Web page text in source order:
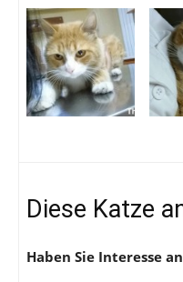
Diese Katze
Haben Sie Interesse